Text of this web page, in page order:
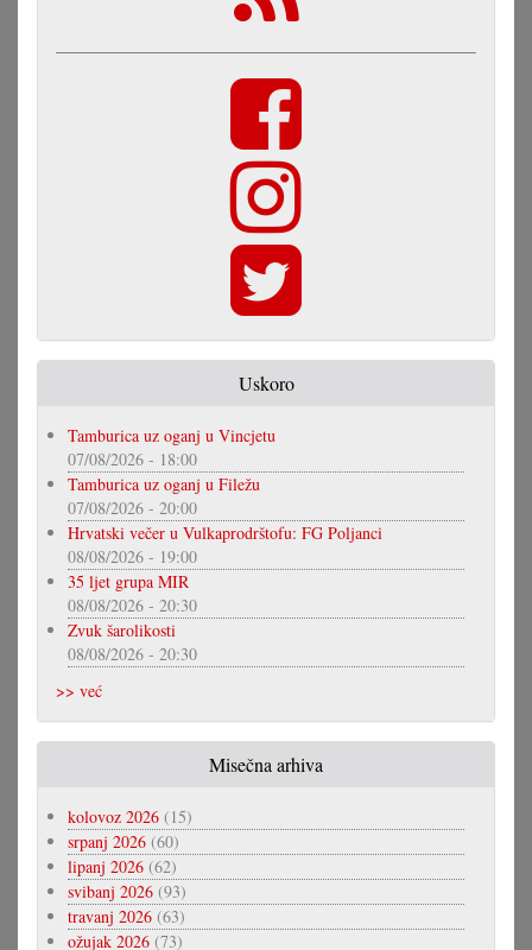
Uskoro
Tamburica uz oganj u Vincjetu
07/08/2026 - 18:00
Tamburica uz oganj u Filežu
07/08/2026 - 20:00
Hrvatski večer u Vulkaprodrštofu: FG Poljanci
08/08/2026 - 19:00
35 ljet grupa MIR
08/08/2026 - 20:30
Zvuk šarolikosti
08/08/2026 - 20:30
>> već
Misečna arhiva
kolovoz 2026 (15)
srpanj 2026 (60)
lipanj 2026 (62)
svibanj 2026 (93)
travanj 2026 (63)
ožujak 2026 (73)